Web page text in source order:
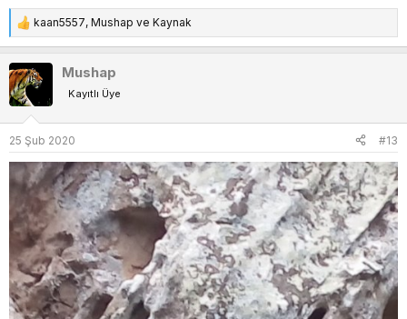
T
e
p
k
i
l
e
r
:
kaan5557, Mushap ve Kaynak
Mushap
Kayıtlı Üye
25 Şub 2020 #13